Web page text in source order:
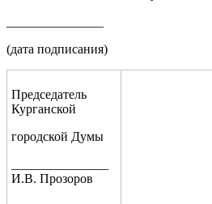
(дата подписания)
Председатель
Курганской
городской Думы
И.В. Прозоров